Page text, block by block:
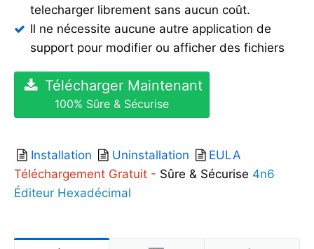
telecharger librement sans aucun coût.
Il ne nécessite aucune autre application de
support pour modifier ou afficher des fichiers
Télécharger Maintenant
100% Sûre & Sécurise
Installation Uninstallation
EULA
Téléchargement Gratuit - Sûre & Sécurise 4n6
Éditeur Hexadécimal